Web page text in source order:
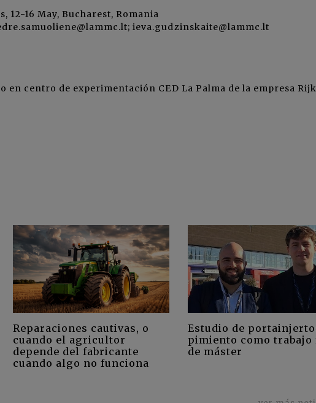
16 May, Bucharest, Romania
ieva.gudzinskaite@lammc.lt
en centro de experimentación CED La Palma de la empresa Rijk
Reparaciones cautivas, o
cuando el agricultor
depende del fabricante
cuando algo no funciona
Estudio de
pimiento como
de máster